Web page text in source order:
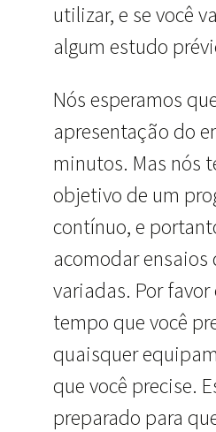
utilizar, e se você
algum estudo
Nós esperamos
apresentação do
minutos. Mas nós
objetivo de um
contínuo, e
acomodar ensaios
variadas. Por
tempo que você
quaisquer
que você precise.
preparado para